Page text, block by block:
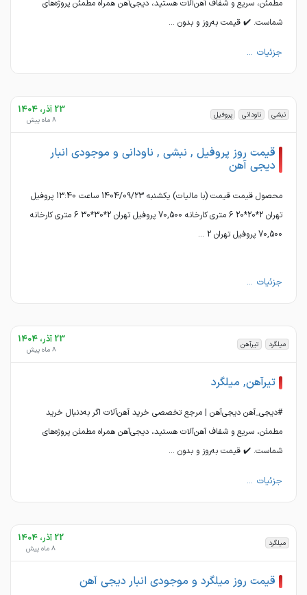
مطمئن، سریع و شفاف آهن‌آلات هستید، دیجی‌آهن همراه مطمئن پروژه‌های
شماست. ✔️ قیمت به‌روز و بدون ...
جزئیات ...
نبشی ناودانی پروفیل 23 آذر، 1404
8 ماه پیش
قیمت روز پروفیل , نبشی , ناودانی و موجودی انبار
دیجی آهن
محصول قیمت قیمت (با مالیات) یکشنبه 1404/09/23 ساعت 13:40 پروفیل
تهران 2*20*20 6 متری کارخانه 70,500 پروفیل تهران 2*30*30 6 متری کارخانه
70,500 پروفیل تهران 2 ...
جزئیات ...
میلگرد تیرآهن 23 آذر، 1404
8 ماه پیش
تیرآهن, میلگرد
#دیجی_آهن دیجی‌آهن | مرجع تخصصی خرید آهن‌آلات اگر به‌دنبال خرید
مطمئن، سریع و شفاف آهن‌آلات هستید، دیجی‌آهن همراه مطمئن پروژه‌های
شماست. ✔️ قیمت به‌روز و بدون ...
جزئیات ...
میلگرد 22 آذر، 1404
8 ماه پیش
قیمت روز میلگرد و موجودی انبار دیجی آهن